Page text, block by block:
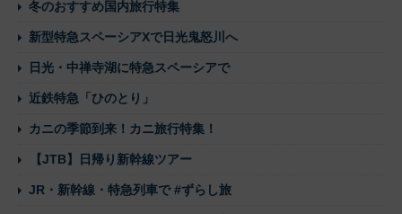
冬のおすすめ国内旅行特集
新型特急スペーシアXで日光鬼怒川へ
日光・中禅寺湖に特急スペーシアで
近鉄特急「ひのとり」
カニの季節到来！カニ旅行特集！
【JTB】日帰り新幹線ツアー
JR・新幹線・特急列車で #ずらし旅